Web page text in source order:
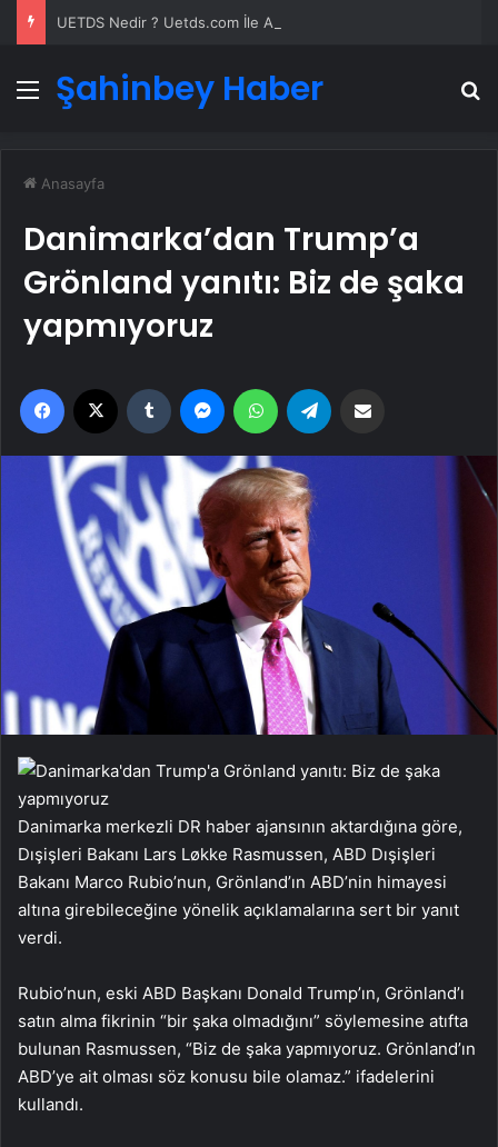
Menü
Şahinbey Haber
Anasayfa
Danimarka’dan Trump’a
Grönland yanıtı: Biz de şaka
yapmıyoruz
Facebook Tumblr MessengerWhatsApp
Danimarka merkezli DR haber ajansının aktardığına göre,
Dışişleri Bakanı Lars Løkke Rasmussen, ABD Dışişleri
Bakanı Marco Rubio’nun, Grönland’ın ABD’nin himayesi
altına girebileceğine yönelik açıklamalarına sert bir yanıt
verdi.
Rubio’nun, eski ABD Başkanı Donald Trump’ın, Grönland’ı
satın alma fikrinin “bir şaka olmadığını” söylemesine atıfta
bulunan Rasmussen, “Biz de şaka yapmıyoruz. Grönland’ın
ABD’ye ait olması söz konusu bile olamaz.” ifadelerini
kullandı.